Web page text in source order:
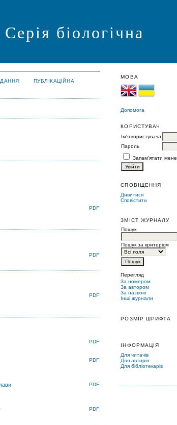
біологічна
МОВА
Допомога
КОРИСТУВАЧ
Ім'я користувача
Пароль
Запам'ятати мене
СПОВІЩЕННЯ
Дивитися
Сповістити
ЗМІСТ ЖУРНАЛУ
Пошук
Пошук за критерієм
Перегляд
За номером
За автором
За назвою
Інші журнали
РОЗМІР ШРИФТА
ІНФОРМАЦІЯ
Для читачів
Для авторів
Для бібліотекарів
ПУБЛІКАЦІЙНА
PDF
PDF
PDF
PDF
PDF
PDF
PDF